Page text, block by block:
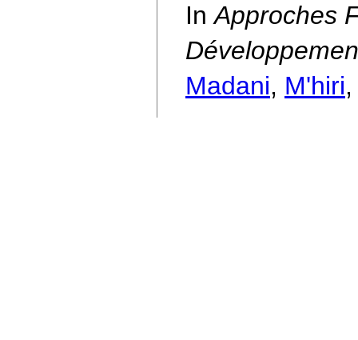
InApproches
Madani, M'hiri